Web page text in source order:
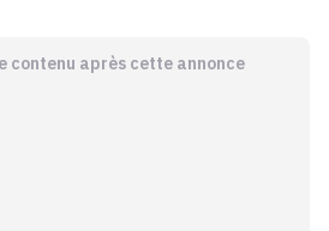
contenu après cette annonce